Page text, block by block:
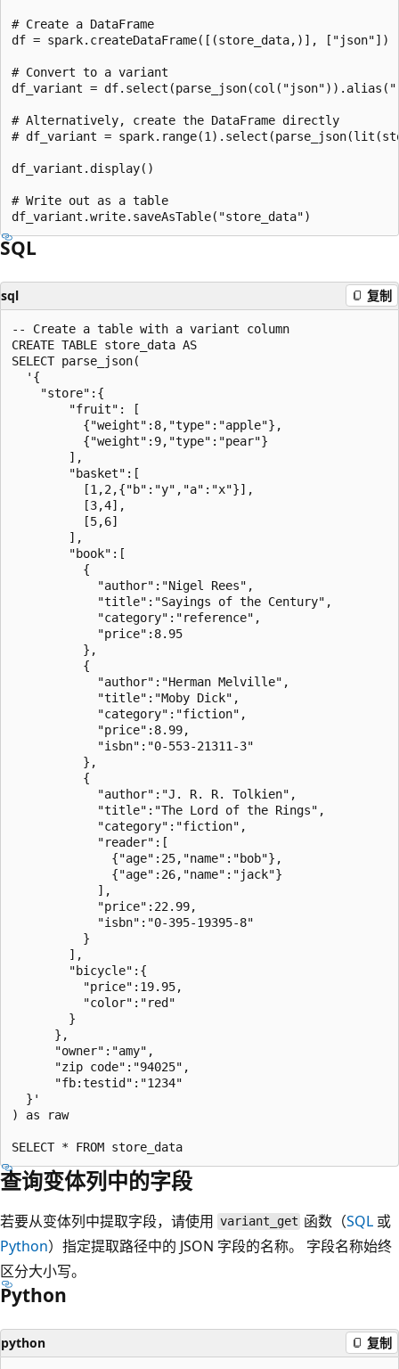
# Create a DataFrame
df = spark.createDataFrame([(store_data,)], ["json"])
# Convert to a variant
df_variant =
# Alternatively, create the DataFrame directly
# df_variant =
df_variant.display()
# Write out as a table
SQL
sql 复制
-- Create a table with a variant column
CREATE TABLE store_data AS
SELECT parse_json(
  '{
    "store":{
        "fruit": [
          {"weight":8,"type":"apple"},
          {"weight":9,"type":"pear"}
        ],
        "basket":[
          [1,2,{"b":"y","a":"x"}],
          [3,4],
          [5,6]
        ],
        "book":[
          {
            "author":"Nigel Rees",
            "title":"Sayings of the Century",
            "category":"reference",
            "price":8.95
          },
          {
            "author":"Herman Melville",
            "title":"Moby Dick",
            "category":"fiction",
            "price":8.99,
            "isbn":"0-553-21311-3"
          },
          {
            "author":"J. R. R. Tolkien",
            "title":"The Lord of the Rings",
            "category":"fiction",
            "reader":[
              {"age":25,"name":"bob"},
              {"age":26,"name":"jack"}
            ],
            "price":22.99,
            "isbn":"0-395-19395-8"
          }
        ],
        "bicycle":{
          "price":19.95,
          "color":"red"
        }
      },
      "owner":"amy",
      "zip code":"94025",
      "fb:testid":"1234"
  }'
) as raw
查询变体列中的字段
若要从变体列中提取字段，请使用 variant_get 函数（SQL 或
Python）指定提取路径中的 JSON 字段的名称。 字段名称始终
区分大小写。
Python
python 复制